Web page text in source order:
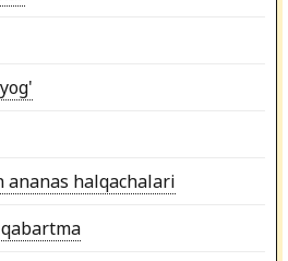
ananas halqachalari
qabartma